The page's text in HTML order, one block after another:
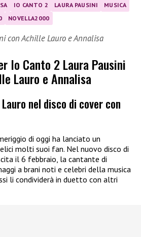
IO CANTO 2 LAURA PAUSINI
MUSICA
NOVELLA2000
con Achille Lauro e Annalisa
Io Canto 2 Laura Pausini
Lauro e Annalisa
nel disco di cover con
di oggi ha lanciato un
molti suoi fan. Nel nuovo disco di
il 6 febbraio, la cantante di
a brani noti e celebri della musica
li condividerà in duetto con altri